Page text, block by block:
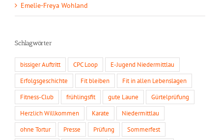
Emelie-Freya Wohland
Schlagwörter
bissiger Auftritt CPC Loop E-Jugend Niedermittlau
Erfolgsgeschichte Fit bleiben Fit in allen Lebenslagen
Fitness-Club frühlingsfit gute Laune Gürtelprüfung
Herzlich Willkommen Karate Niedermittlau
ohne Tortur Presse Prüfung Sommerfest